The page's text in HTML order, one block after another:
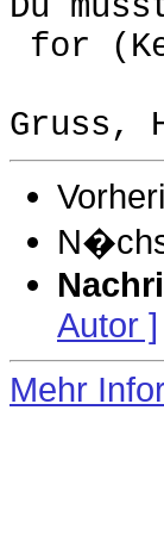
Autor ]
Mehr